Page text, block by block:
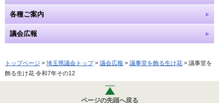
各種ご案内
議会広報
トップページ > 埼玉県議会トップ> 議会広報 > 議事堂を飾る生け花 > 議事堂を
飾る生け花 令和7年その12
ページの先頭へ戻る